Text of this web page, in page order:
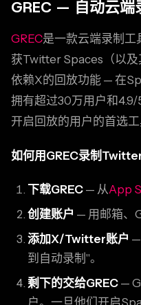
GREC — 自动云端
GREC是一款云端录制工
获Twitter Spaces（以
依赖X的回放功能 — 在
拥有超过30万用户和
开启回放的用户的首选工
如何用GREC录制
下载GREC — 从App
创建账户 — 用邮箱、
添加X/Twitter账户 —
到自动录制"。
剩下的交给GREC —